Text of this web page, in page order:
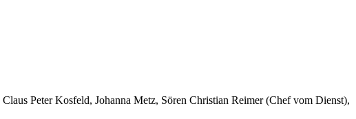
Claus Peter Kosfeld, Johanna Metz, Sören Christian Reimer (Chef vom Dienst),